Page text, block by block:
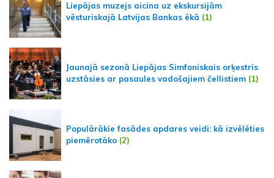
Liepājas muzejs aicina uz ekskursijām
vēsturiskajā Latvijas Bankas ēkā (1)
Jaunajā sezonā Liepājas Simfoniskais orķestris
uzstāsies ar pasaules vadošajiem čellistiem (1)
Populārākie fasādes apdares veidi: kā izvēlēties
piemērotāko (2)